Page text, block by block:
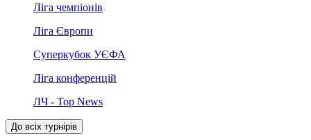
Ліга чемпіонів
Ліга Європи
Суперкубок УЄФА
Ліга конференцій
ЛЧ - Top News
До всіх турнірів